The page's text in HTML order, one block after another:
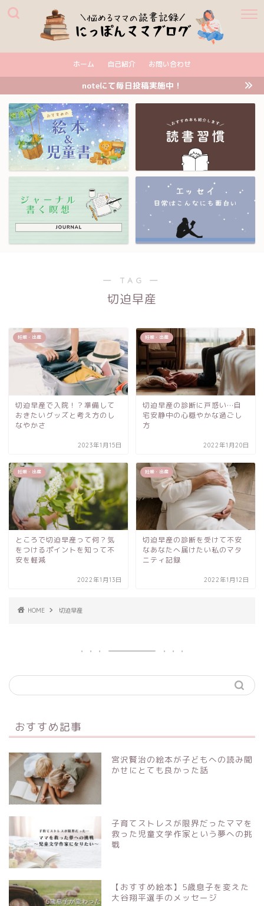
ホーム 自己紹介 お問い合わせ
noteにて毎日投稿実施中！
― TAG ―
切迫早産
妊娠・出産
切迫早産で入院！？準備して
おきたいグッズと考え方のし
なやかさ
2023年1月15日
妊娠・出産
切迫早産の診断に戸惑い…自
宅安静中の心穏やかな過ごし
方
2022年1月20日
妊娠・出産
ところで切迫早産って何？気
をつけるポイントを知って不
安を軽減
2022年1月13日
妊娠・出産
切迫早産の診断を受けて不安
なあなたへ届けたい私のマタ
ニティ記録
2022年1月12日
HOME 切迫早産
おすすめ記事
宮沢賢治の絵本が子どもへの読み聞
かせにとても良かった話
子育てストレスが限界だったママを
救った児童文学作家という夢への挑
戦
【おすすめ絵本】5歳息子を変えた
大谷翔平選手のメッセージ